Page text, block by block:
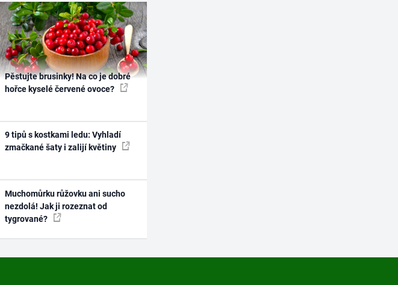
Pěstujte brusinky! Na co je dobré
hořce kyselé červené ovoce?
9 tipů s kostkami ledu: Vyhladí
zmačkané šaty i zalijí květiny
Muchomůrku růžovku ani sucho
nezdolá! Jak ji rozeznat od
tygrované?